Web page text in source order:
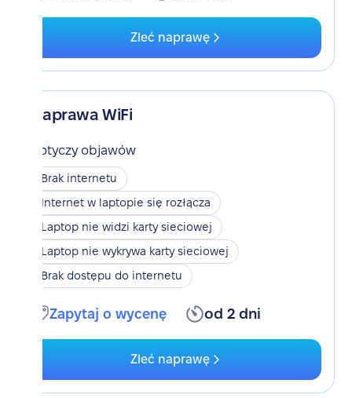
Zleć naprawę
Naprawa WiFi
Dotyczy objawów
Brak internetu
Internet w laptopie się rozłącza
Laptop nie widzi karty sieciowej
Laptop nie wykrywa karty sieciowej
Brak dostępu do internetu
Zapytaj o wycenę od 2 dni
Zleć naprawę